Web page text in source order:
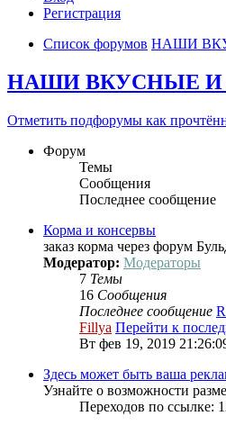
Регистрация
Список форумов НАШИ
НАШИ ВКУСНЫЕ
Отметить подфорумы как
Форум
Темы
Сообщения
Последнее сообщение
Корма и консервы
заказ корма через форум
Модератор: Модераторы
7 Темы
16 Сообщения
Последнее сообщение
Fillya Перейти к
Вт фев 19, 2019
Здесь может быть ваша
Узнайте о возможности
Переходов по ссылке: